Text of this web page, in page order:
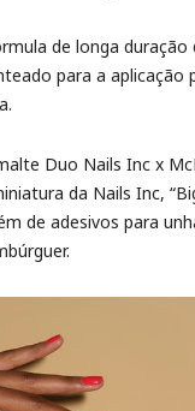
de longa duração
para a aplicação
Duo Nails Inc x
da Nails Inc,
de adesivos para